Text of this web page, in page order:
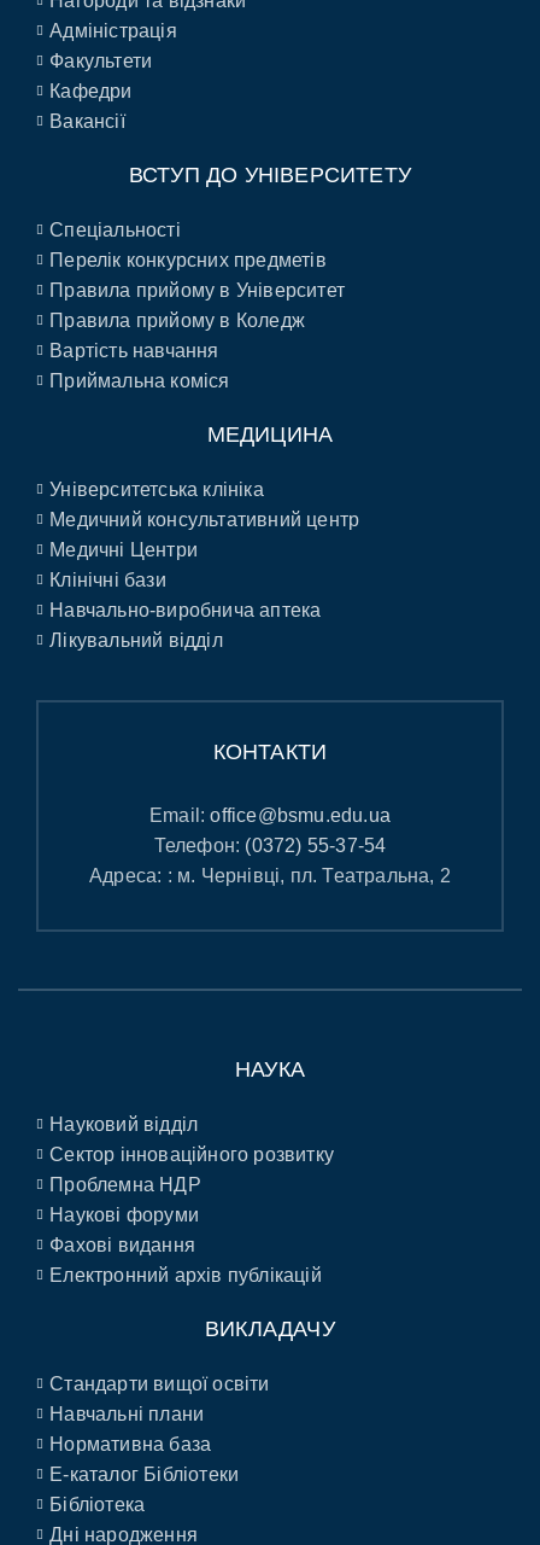
Адміністрація
Факультети
Кафедри
Вакансії
ВСТУП ДО УНІВЕРСИТЕТУ
Спеціальності
Перелік конкурсних предметів
Правила прийому в Університет
Правила прийому в Коледж
Вартість навчання
Приймальна коміся
МЕДИЦИНА
Університетська клініка
Медичний консультативний центр
Медичні Центри
Клінічні бази
Навчально-виробнича аптека
Лікувальний відділ
КОНТАКТИ
Email:office@bsmu.edu.ua
Телефон: (0372) 55-37-54
Адреса: : м. Чернівці, пл. Театральна, 2
НАУКА
Науковий відділ
Сектор інноваційного розвитку
Проблемна НДР
Наукові форуми
Фахові видання
Електронний архів публікацій
ВИКЛАДАЧУ
Стандарти вищої освіти
Навчальні плани
Нормативна база
E-каталог Бібліотеки
Бібліотека
Дні народження